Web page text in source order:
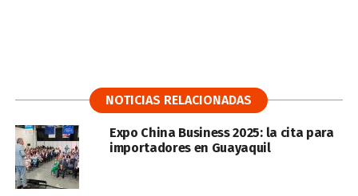
NOTICIAS RELACIONADAS
Expo China Business 2025: la cita para
importadores en Guayaquil